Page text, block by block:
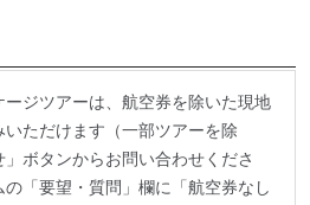
ジツアーは、航空券を除いた現地
ただけます（一部ツアーを除
ボタンからお問い合わせくださ
「要望・質問」欄に「航空券なし